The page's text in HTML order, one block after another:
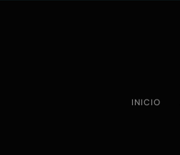
INICIO